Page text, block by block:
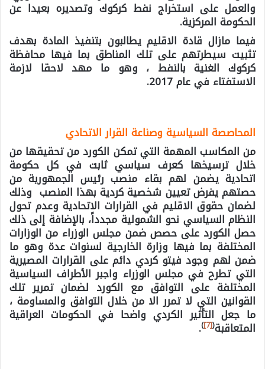
والعمل على استخراج نفط كركوك وتصديره بعيدا عن
الحكومة المركزية.
فيما مازال قادة الاقليم يطالبون بتنفيذ المادة بهدف
تثبيت سيطرتهم على تلك المناطق بما فيها محافظة
كركوك الغنية بالنفط ، وهو ما مهد لاحقا لازمة
الاستفتاء في عام 2017.
المحاصصة السياسية وصناعة القرار الاتحادي
من المكاسب المهمة التي تمكن الكورد من تحقيقها من
خلال ترسيخها كعرف سياسي ثابت في كل حكومة
اتحادية يضمن لهم بقاء منصب رئيس الجمهورية من
حصتهم يفرض تعيين شخصية كردية بهذا المنصب وذلك
لضمان حقوق الاقليم في القرارات الاتحادية وعدم تحول
النظام السياسي نحو الشمولية مجدداً، بالإضافة إلى ذلك
حصل الكورد على حصص ضمن مجلس الوزراء من الوزارات
المختلفة بما فيها وزارة الخارجية لسنوات عدة وهو ما
ضمن لهم وجود فيتو كردي دائم على القرارات المصيرية
التي تطرح في مجلس الوزراء واجبر الأطراف السياسية
المختلفة على التوافق مع الكورد لضمان تمرير تلك
القوانين التي لا تمرر الا من خلال التوافق والمساومة ،
ما جعل التأثير الكردي واضحا في الحكومات العراقية
المتعاقبة(
[7]
)
.